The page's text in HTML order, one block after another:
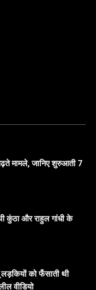
मामले, जानिए शुरुआती 7
कुंठा और राहुल गांधी के
को फँसाती थी
वीडियो